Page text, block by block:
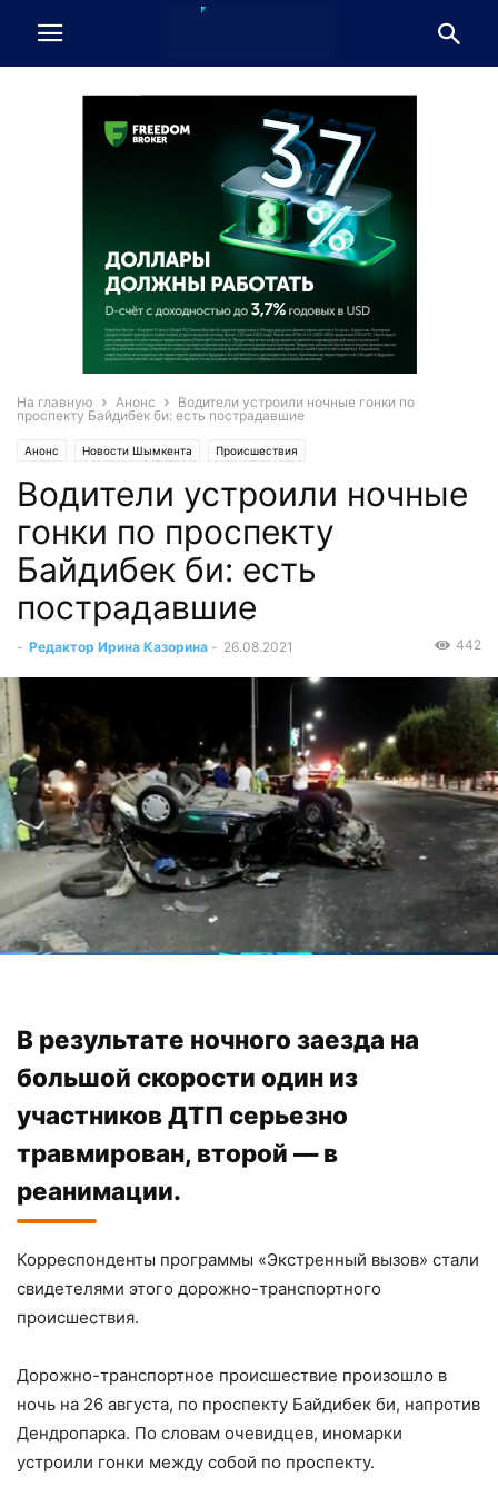
На главную Анонс
Водители устроили ночные гонки по
проспекту Байдибек би: есть пострадавшие
Анонс Новости Шымкента Происшествия
Водители устроили ночные
гонки по проспекту
Байдибек би: есть
пострадавшие
- Редактор Ирина Казорина - 26.08.2021 442
В результате ночного заезда на
большой скорости один из
участников ДТП серьезно
травмирован, второй — в
реанимации.
Корреспонденты программы «Экстренный вызов» стали
свидетелями этого дорожно-транспортного
происшествия.
Дорожно-транспортное происшествие произошло в
ночь на 26 августа, по проспекту Байдибек би, напротив
Дендропарка. По словам очевидцев, иномарки
устроили гонки между собой по проспекту.